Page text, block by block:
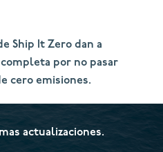
Ship It Zero dan a
por no pasar
cero emisiones.
actualizaciones.